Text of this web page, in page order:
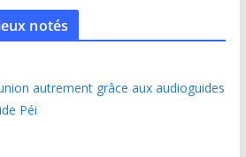
notés
autrement grâce aux audioguides
Péi